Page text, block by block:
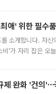
애' 위한 필수
소개합니다. 자
'가 자리 잡은 오
제 완화 '건의